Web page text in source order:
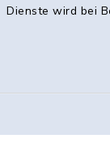
Dienste wird bei